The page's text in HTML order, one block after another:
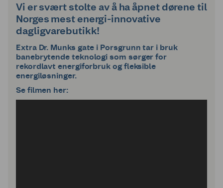
Vi er svært stolte av å ha åpnet dørene til
Norges mest energi-innovative
dagligvarebutikk!
Extra Dr. Munks gate i Porsgrunn tar i bruk
banebrytende teknologi som sørger for
rekordlavt energiforbruk og fleksible
energiløsninger.
Se filmen her: